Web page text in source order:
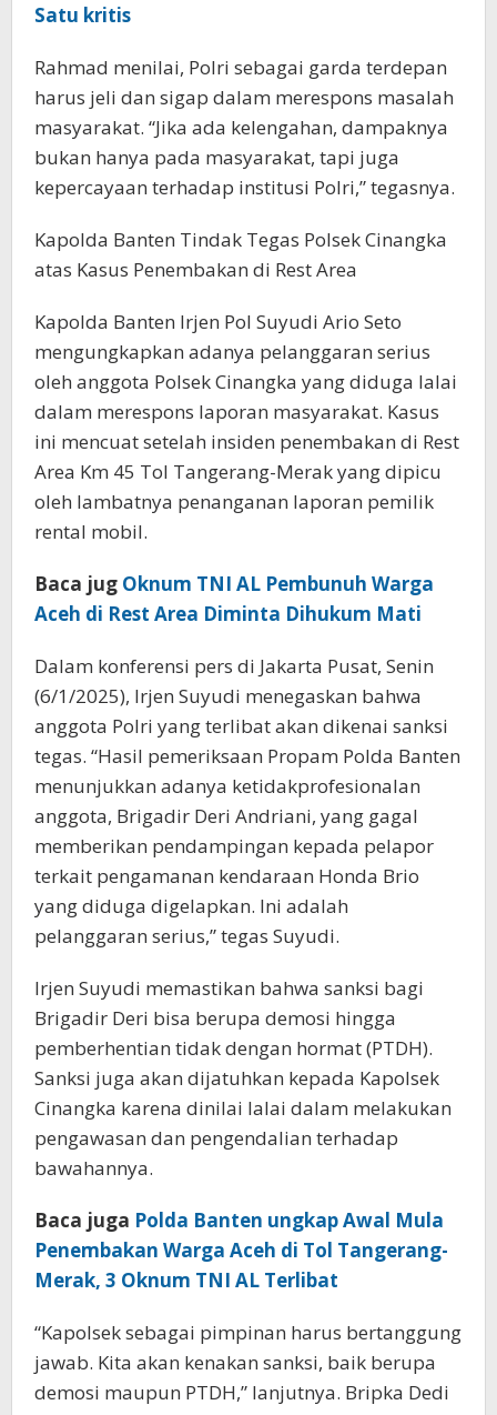
Satu kritis
Rahmad menilai, Polri sebagai garda terdepan
harus jeli dan sigap dalam merespons masalah
masyarakat. “Jika ada kelengahan, dampaknya
bukan hanya pada masyarakat, tapi juga
kepercayaan terhadap institusi Polri,” tegasnya.
Kapolda Banten Tindak Tegas Polsek Cinangka
atas Kasus Penembakan di Rest Area
Kapolda Banten Irjen Pol Suyudi Ario Seto
mengungkapkan adanya pelanggaran serius
oleh anggota Polsek Cinangka yang diduga lalai
dalam merespons laporan masyarakat. Kasus
ini mencuat setelah insiden penembakan di Rest
Area Km 45 Tol Tangerang-Merak yang dipicu
oleh lambatnya penanganan laporan pemilik
rental mobil.
Baca jug Oknum TNI AL Pembunuh Warga
Aceh di Rest Area Diminta Dihukum Mati
Dalam konferensi pers di Jakarta Pusat, Senin
(6/1/2025), Irjen Suyudi menegaskan bahwa
anggota Polri yang terlibat akan dikenai sanksi
tegas. “Hasil pemeriksaan Propam Polda Banten
menunjukkan adanya ketidakprofesionalan
anggota, Brigadir Deri Andriani, yang gagal
memberikan pendampingan kepada pelapor
terkait pengamanan kendaraan Honda Brio
yang diduga digelapkan. Ini adalah
pelanggaran serius,” tegas Suyudi.
Irjen Suyudi memastikan bahwa sanksi bagi
Brigadir Deri bisa berupa demosi hingga
pemberhentian tidak dengan hormat (PTDH).
Sanksi juga akan dijatuhkan kepada Kapolsek
Cinangka karena dinilai lalai dalam melakukan
pengawasan dan pengendalian terhadap
bawahannya.
Baca juga Polda Banten ungkap Awal Mula
Penembakan Warga Aceh di Tol Tangerang-
Merak, 3 Oknum TNI AL Terlibat
“Kapolsek sebagai pimpinan harus bertanggung
jawab. Kita akan kenakan sanksi, baik berupa
demosi maupun PTDH,” lanjutnya. Bripka Dedi